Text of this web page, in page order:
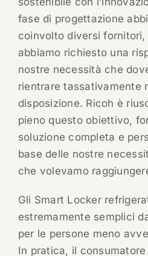
fase di progettazione
coinvolto diversi
abbiamo richiesto una
nostre necessità che
rientrare tassativamente
disposizione. Ricoh è
pieno questo obiettivo,
soluzione completa e
base delle nostre
che volevamo
Gli Smart Locker
estremamente semplici
per le persone meno
In pratica, il